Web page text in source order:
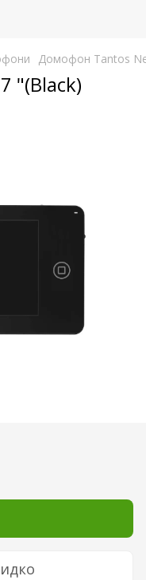
Домофон Tantos
"(Black)